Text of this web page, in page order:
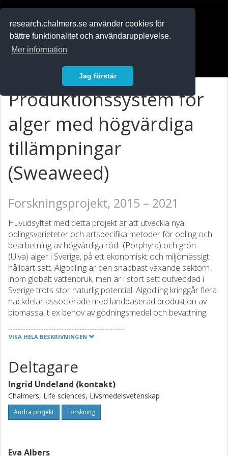
research.chalmers.se använder cookies för
bättre funktionalitet och användarupplevelse.
Mer information
Jag förstår
Produktionssystem för
alger med högvärdiga
tillämpningar
(Sweaweed)
Forskningsprojekt, 2015 – 2021
Huvudsyftet med detta projekt är att utveckla nya
odlingsvarieteter och artspecifika metoder för odling och
bearbetning av högvärdiga röd- (Porphyra) och grön-
(Ulva) alger i Sverige, på ett ekonomiskt och miljömässigt
hållbart sätt. Algodling är den snabbast växande sektorn
inom globalt vattenbruk, men är i stort sett outvecklad i
Sverige trots stor naturlig potential. Algodling kringgår flera
nackdelar associerade med landbaserad produktion av
biomassa, t ex behov av gödningsmedel och bevattning,
mycket näringsrika och innehåller en mängd i stort sett
livsmedelsingredienser, finkemikaler och bio-baserade
material. Vi kommer att utvärdera algbiomassans
sammansättning (delvis med metabolomik), innovativa
metoder för att disintegrera cellstrukturer samt hållbar
extraktion av molekyler med kända och nya potentialer i
fraktionering av skördad biomassa möjliggör en inhemsk
VISA HELA BESKRIVNINGEN
Deltagare
Ingrid Undeland (kontakt)
Chalmers, Life sciences, Livsmedelsvetenskap
Andra projekt Forskning
Eva Albers